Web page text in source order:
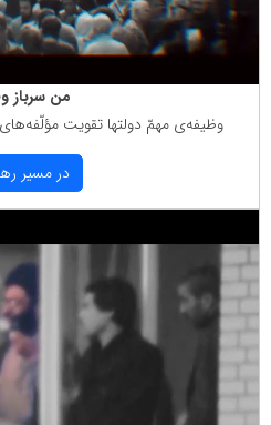
من سرباز
وظیفه‌ی مهمّ دولتها تقویت
در مسیر